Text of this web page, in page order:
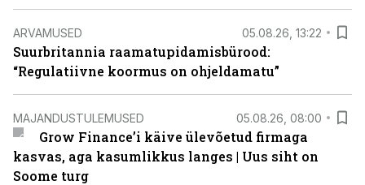
ARVAMUSED 05.08.26, 13:22
Suurbritannia raamatupidamisbürood:
“Regulatiivne koormus on ohjeldamatu”
MAJANDUSTULEMUSED 05.08.26, 08:00
Grow Finance’i käive ülevõetud firmaga
kasvas, aga kasumlikkus langes | Uus siht on
Soome turg